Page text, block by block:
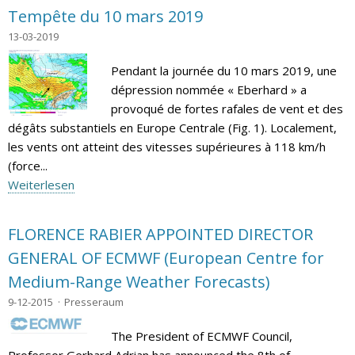
Tempête du 10 mars 2019
13-03-2019
Pendant la journée du 10 mars 2019, une
dépression nommée « Eberhard » a
provoqué de fortes rafales de vent et des
dégâts substantiels en Europe Centrale (Fig. 1). Localement,
les vents ont atteint des vitesses supérieures à 118 km/h
(force...
Weiterlesen
FLORENCE RABIER APPOINTED DIRECTOR
GENERAL OF ECMWF (European Centre for
Medium-Range Weather Forecasts)
9-12-2015 Presseraum
The President of ECMWF Council,